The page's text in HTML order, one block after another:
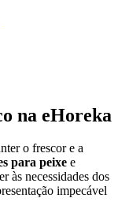
na eHoreka
o frescor e a
para peixe e
às necessidades dos
impecável